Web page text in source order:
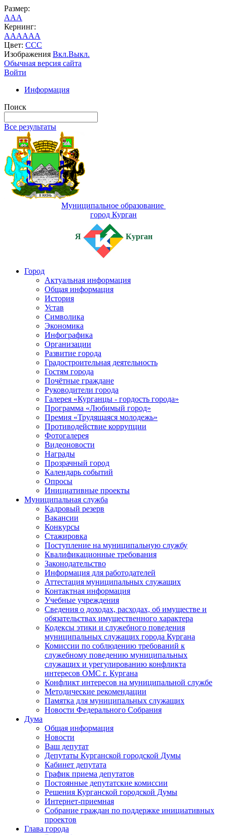
Размер:
AAA
Кернинг:
AAAAAA
Цвет: CCC
Изображения Вкл.Выкл.
Обычная версия сайта
Войти
Информация
Поиск
Все результаты
Муниципальное образование
город Курган
Я Курган
Город
Актуальная информация
Общая информация
История
Устав
Символика
Экономика
Инфографика
Организации
Развитие города
Градостроительная деятельность
Гостям города
Почётные граждане
Руководители города
Галерея «Курганцы - гордость города»
Программа «Любимый город»
Премия «Трудящаяся молодежь»
Противодействие коррупции
Фотогалерея
Видеоновости
Награды
Прозрачный город
Календарь событий
Опросы
Инициативные проекты
Муниципальная служба
Кадровый резерв
Вакансии
Конкурсы
Стажировка
Поступление на муниципальную службу
Квалификационные требования
Законодательство
Информация для работодателей
Аттестация муниципальных служащих
Контактная информация
Учебные учреждения
Сведения о доходах, расходах, об имуществе и
обязательствах имущественного характера
Кодексы этики и служебного поведения
муниципальных служащих города Кургана
Комиссии по соблюдению требований к
служебному поведению муниципальных
служащих и урегулированию конфликта
интересов ОМС г. Кургана
Конфликт интересов на муниципальной службе
Методические рекомендации
Памятка для муниципальных служащих
Новости Федерального Cобрания
Дума
Общая информация
Новости
Ваш депутат
Депутаты Курганской городской Думы
Кабинет депутата
График приема депутатов
Постоянные депутатские комиссии
Решения Курганской городской Думы
Интернет-приемная
Собрание граждан по поддержке инициативных
проектов
Глава города